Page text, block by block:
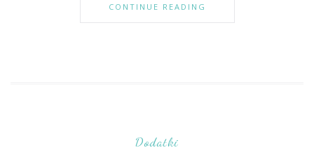
CONTINUE READING
Dodatki